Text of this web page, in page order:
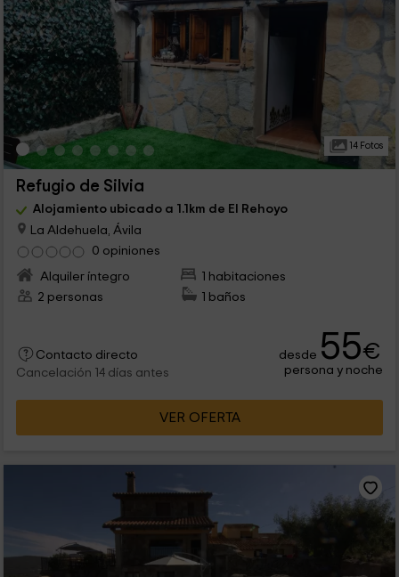
14 Fotos
Refugio de Silvia
Alojamiento ubicado a 1.1km de El Rehoyo
La Aldehuela, Ávila
0 opiniones
Alquiler íntegro
1 habitaciones
2 personas
1 baños
Contacto directo
Cancelación 14 días antes
desde 55€
persona y noche
VER OFERTA